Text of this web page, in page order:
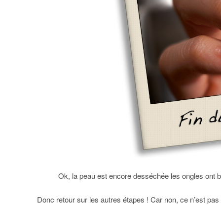
Ok, la peau est encore desséchée les ongles ont
Donc retour sur les autres étapes ! Car non, ce n’est